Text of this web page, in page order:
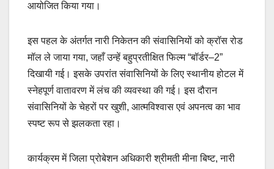
आयोजित किया गया।
इस पहल के अंतर्गत नारी निकेतन की संवासिनियों को क्रॉस रोड
मॉल ले जाया गया, जहाँ उन्हें बहुप्रतीक्षित फिल्म “बॉर्डर–2”
दिखायी गई। इसके उपरांत संवासिनियों के लिए स्थानीय होटल में
स्नेहपूर्ण वातावरण में लंच की व्यवस्था की गई। इस दौरान
संवासिनियों के चेहरों पर खुशी, आत्मविश्वास एवं अपनत्व का भाव
स्पष्ट रूप से झलकता रहा।
कार्यक्रम में जिला प्रोबेशन अधिकारी श्रीमती मीना बिष्ट, नारी